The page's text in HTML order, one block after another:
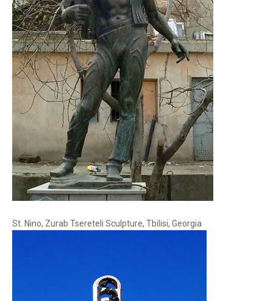
St. Nino, Zurab Tsereteli Sculpture, Tbilisi, Georgia